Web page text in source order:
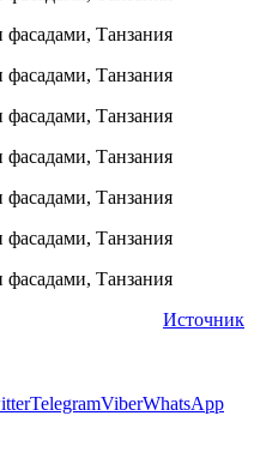
Источник
TelegramViberWhatsApp